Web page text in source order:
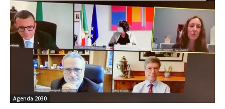
Agenda 2030